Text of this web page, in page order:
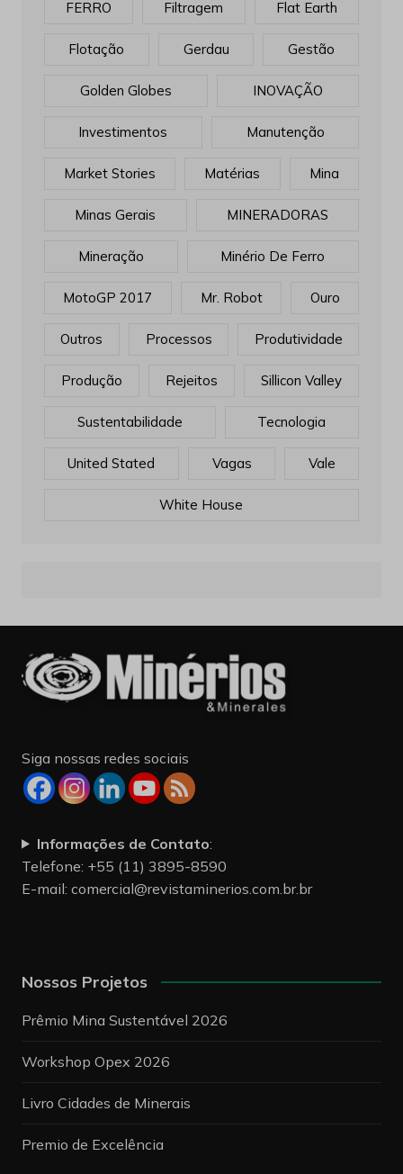
FERRO Filtragem Flat Earth
Flotação Gerdau Gestão
Golden Globes INOVAÇÃO
Investimentos Manutenção
Market Stories Matérias Mina
Minas Gerais MINERADORAS
Mineração Minério De Ferro
MotoGP 2017 Mr. Robot Ouro
Outros Processos Produtividade
Produção Rejeitos Sillicon Valley
Sustentabilidade Tecnologia
United Stated Vagas Vale
White House
Siga nossas redes sociais
Informações de Contato:
Telefone: +55 (11) 3895-8590
E-mail: comercial@revistaminerios.com.br.br
Nossos Projetos
Prêmio Mina Sustentável 2026
Workshop Opex 2026
Livro Cidades de Minerais
Premio de Excelência